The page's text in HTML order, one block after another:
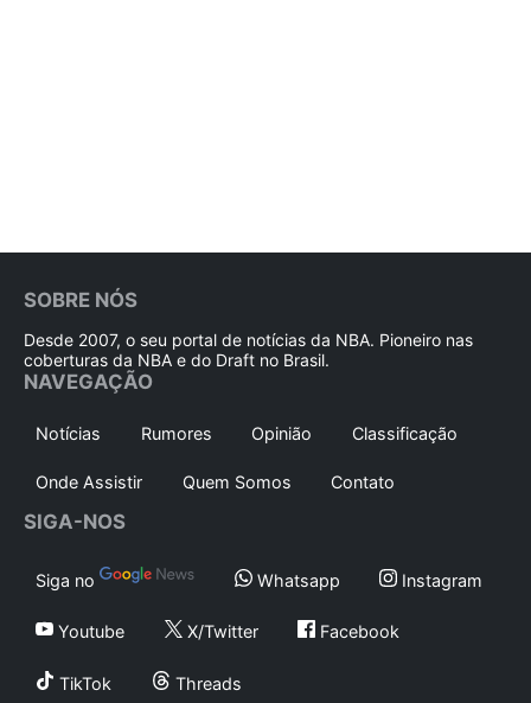
SOBRE NÓS
Desde 2007, o seu portal de notícias da NBA. Pioneiro nas
coberturas da NBA e do Draft no Brasil.
NAVEGAÇÃO
Notícias Rumores Opinião Classificação
Onde Assistir Quem Somos Contato
SIGA-NOS
Siga no Whatsapp Instagram
Youtube X/Twitter Facebook
TikTok Threads